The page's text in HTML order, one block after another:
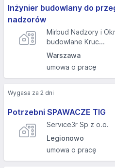
Inżynier budowlany do
nadzorów
Mirbud Nadzory i
budowlane Kruc...
Warszawa
umowa o pracę
Potrzebni SPAWACZE TIG
Service3r Sp z o.o.
Legionowo
umowa o pracę
Wygasa za 2 dni